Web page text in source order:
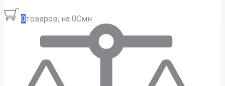
0товаров, на 0Смн